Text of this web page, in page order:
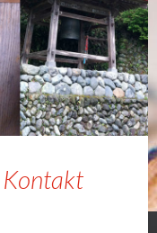
Kontakt